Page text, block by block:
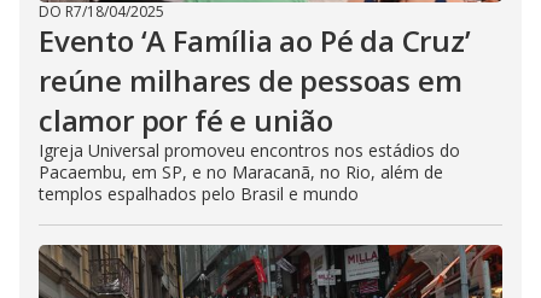
DO R7/18/04/2025
Evento ‘A Família ao Pé da Cruz’
reúne milhares de pessoas em
clamor por fé e união
Igreja Universal promoveu encontros nos estádios do
Pacaembu, em SP, e no Maracanã, no Rio, além de
templos espalhados pelo Brasil e mundo